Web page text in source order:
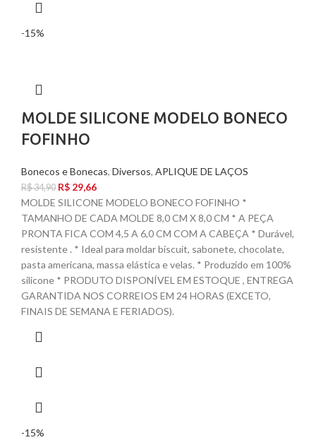
-15%
MOLDE SILICONE MODELO BONECO
FOFINHO
Bonecos e Bonecas, Diversos, APLIQUE DE LAÇOS
R$34,90 R$ 29,66
MOLDE SILICONE MODELO BONECO FOFINHO *
TAMANHO DE CADA MOLDE 8,0 CM X 8,0 CM * A PEÇA
PRONTA FICA COM 4,5 A 6,0 CM COM A CABEÇA * Durável,
resistente . * Ideal para moldar biscuit, sabonete, chocolate,
pasta americana, massa elástica e velas. * Produzido em 100%
silicone * PRODUTO DISPONÍVEL EM ESTOQUE , ENTREGA
GARANTIDA NOS CORREIOS EM 24 HORAS (EXCETO,
FINAIS DE SEMANA E FERIADOS).
-15%